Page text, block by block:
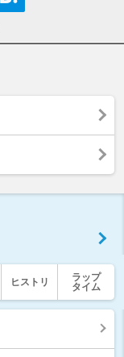
ヒストリ
ラップ
タイム